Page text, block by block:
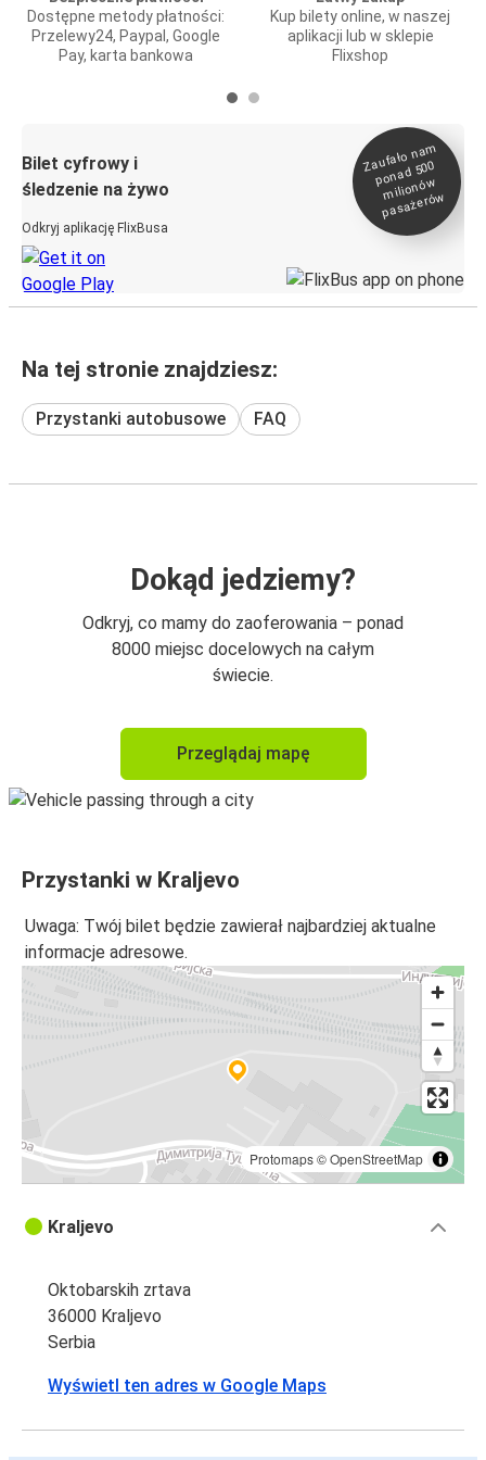
Dostępne metody płatności:
Przelewy24, Paypal, Google
Pay, karta bankowa
Kup bilety online, w naszej
aplikacji lub w sklepie
Flixshop
Bilet cyfrowy i
śledzenie na żywo
Odkryj aplikację FlixBusa
Zaufało na
m
ponad 500
milionó
w
pasażeró
w
Na tej stronie znajdziesz:
Przystanki autobusowe FAQ
Dokąd jedziemy?
Odkryj, co mamy do zaoferowania – ponad
8000 miejsc docelowych na całym
świecie.
Przeglądaj mapę
Przystanki w Kraljevo
Uwaga: Twój bilet będzie zawierał najbardziej aktualne
informacje adresowe.
Protomaps©OpenStreetMap
Kraljevo
Oktobarskih zrtava
36000 Kraljevo
Serbia
Wyświetl ten adres w Google Maps